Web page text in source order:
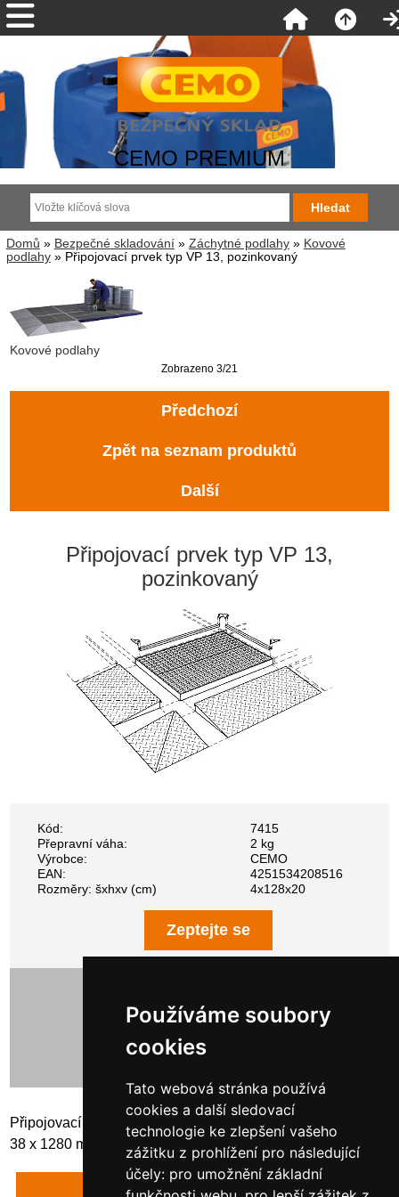
Používáme soubory
cookies
Tato webová stránka používá
cookies a další sledovací
technologie ke zlepšení vašeho
zážitku z prohlížení pro následující
účely: pro umožnění základní
CEMO PREMIUM
Domů » Bezpečné skladování» Záchytné podlahy» Kovové
podlahy» Připojovací prvek typ VP 13, pozinkovaný
Kovové podlahy
Zobrazeno 3/21
Předchozí
Zpět na seznam produktů
Další
Připojovací prvek typ VP 13,
pozinkovaný
Kód:
7415
Přepravní váha:
2 kg
Výrobce:
CEMO
EAN:
4251534208516
Rozměry: šxhxv (cm)
4x128x20
Zeptejte se
1 303,17 Kč s DPH
Připojovací prvek typ VP 13, pozinkovaný Vnější rozměry:
38 x 1280 mm
Napsat recenzi